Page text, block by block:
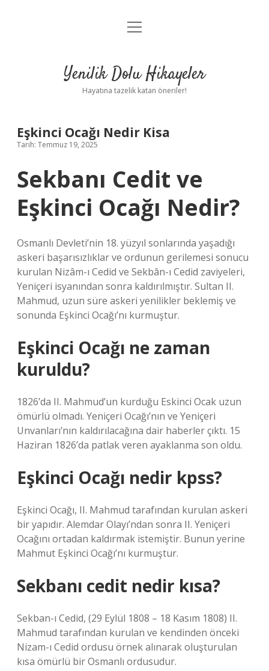
Anasayfa
Yasal Uyarı
menüyü
Yenilik Dolu Hikayeler
Hayatına tazelik katan öneriler!
Eşkinci Ocağı Nedir Kisa
Tarih: Temmuz 19, 2025
Sekbanı Cedit ve
Eşkinci Ocağı Nedir?
Osmanlı Devleti’nin 18. yüzyıl sonlarında yaşadığı
askeri başarısızlıklar ve ordunun gerilemesi sonucu
kurulan Nizâm-ı Cedid ve Sekbân-ı Cedid zaviyeleri,
Yeniçeri isyanından sonra kaldırılmıştır. Sultan II.
Mahmud, uzun süre askeri yenilikler beklemiş ve
sonunda Eşkinci Ocağı’nı kurmuştur.
Eşkinci Ocağı ne zaman
kuruldu?
1826’da II. Mahmud’un kurduğu Eskinci Ocak uzun
ömürlü olmadı. Yeniçeri Ocağı’nın ve Yeniçeri
Unvanları’nın kaldırılacağına dair haberler çıktı. 15
Haziran 1826’da patlak veren ayaklanma son oldu.
Eşkinci Ocağı nedir kpss?
Eşkinci Ocağı, II. Mahmud tarafından kurulan askeri
bir yapıdır. Alemdar Olayı’ndan sonra II. Yeniçeri
Ocağını ortadan kaldırmak istemiştir. Bunun yerine
Mahmut Eşkinci Ocağı’nı kurmuştur.
Sekbanı cedit nedir kısa?
Sekban-ı Cedid, (29 Eylül 1808 – 18 Kasım 1808) II.
Mahmud tarafından kurulan ve kendinden önceki
Nizam-ı Cedid ordusu örnek alınarak oluşturulan
kısa ömürlü bir Osmanlı ordusudur.